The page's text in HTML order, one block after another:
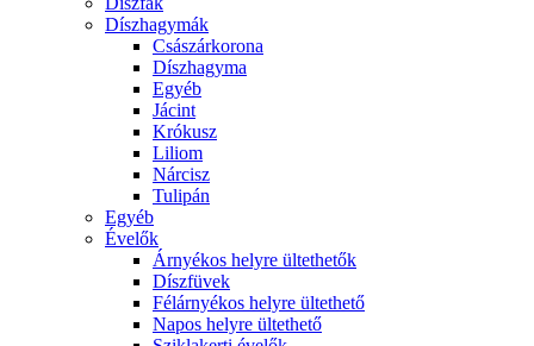
Díszhagymák
Császárkorona
Díszhagyma
Egyéb
Jácint
Krókusz
Liliom
Nárcisz
Tulipán
Egyéb
Évelők
Árnyékos helyre ültethetők
Díszfüvek
Félárnyékos helyre ültethető
Napos helyre ültethető